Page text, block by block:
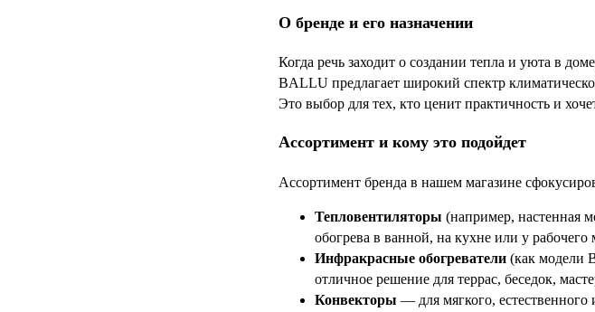
О бренде и его назначении
Когда речь заходит о создании тепла и уюта в
BALLU предлагает широкий спектр
Это выбор для тех, кто ценит практичность и
Ассортимент и кому это подойдет
Ассортимент бренда в нашем магазине
Тепловентиляторы (например, настенная
обогрева в ванной, на кухне или у рабочего
Инфракрасные обогреватели (как модели
отличное решение для террас, беседок,
Конвекторы — для мягкого,